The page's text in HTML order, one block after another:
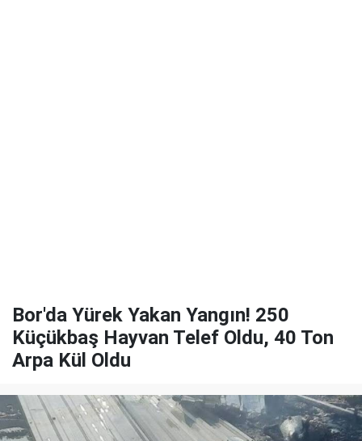
Bor'da Yürek Yakan Yangın! 250
Küçükbaş Hayvan Telef Oldu, 40 Ton
Arpa Kül Oldu